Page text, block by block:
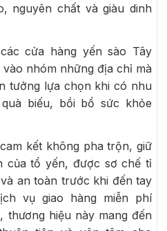
nguyên chất và giàu dinh
cửa hàng yến sào Tây
nhóm những địa chỉ mà
tưởng lựa chọn khi có nhu
biếu, bồi bổ sức khỏe
kết không pha trộn, giữ
của tổ yến, được sơ chế tỉ
an toàn trước khi đến tay
vụ giao hàng miễn phí
thương hiệu này mang đến